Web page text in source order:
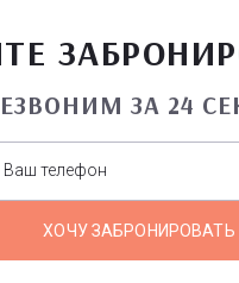
ЗА 24
ХОЧУ ЗАБРОНИРОВАТЬ